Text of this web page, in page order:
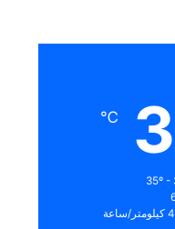
℃